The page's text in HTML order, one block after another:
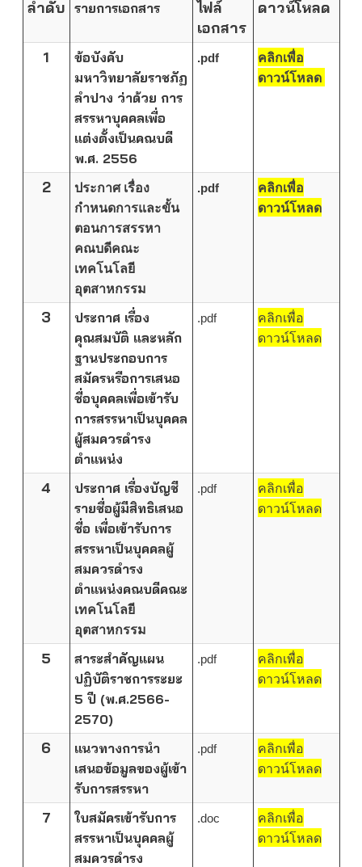
ลำดับ รายการเอกสาร
ไฟล์
เอกสาร
ดาวน์โหลด
1
ข้อบังคับ
มหาวิทยาลัยราชภัฏ
ลำปาง ว่าด้วย การ
สรรหาบุคคลเพื่อ
แต่งตั้งเป็นคณบดี
พ.ศ. 2556
.pdf
คลิกเพื่อ
ดาวน์โหลด
2
ประกาศ เรื่อง
กำหนดการและขั้น
ตอนการสรรหา
คณบดีคณะ
เทคโนโลยี
อุตสาหกรรม
.pdf
คลิกเพื่อ
ดาวน์โหลด
3
ประกาศ เรื่อง
คุณสมบัติ และหลัก
ฐานประกอบการ
สมัครหรือการเสนอ
ชื่อบุคคลเพื่อเข้ารับ
การสรรหาเป็นบุคคล
ผู้สมควรดำรง
ตำแหน่ง
.pdf
คลิกเพื่อ
ดาวน์โหลด
4
ประกาศ เรื่องบัญชี
รายชื่อผู้มีสิทธิเสนอ
ชื่อ เพื่อเข้ารับการ
สรรหาเป็นบุคคลผู้
สมควรดำรง
ตำแหน่งคณบดีคณะ
เทคโนโลยี
อุตสาหกรรม
.pdf
คลิกเพื่อ
ดาวน์โหลด
5
สาระสำคัญแผน
ปฏิบัติราชการระยะ
5 ปี (พ.ศ.2566-
2570)
.pdf
คลิกเพื่อ
ดาวน์โหลด
6
แนวทางการนำ
เสนอข้อมูลของผู้เข้า
รับการสรรหา
.pdf
คลิกเพื่อ
ดาวน์โหลด
7
ใบสมัครเข้ารับการ
สรรหาเป็นบุคคลผู้
สมควรดำรง
.doc
คลิกเพื่อ
ดาวน์โหลด